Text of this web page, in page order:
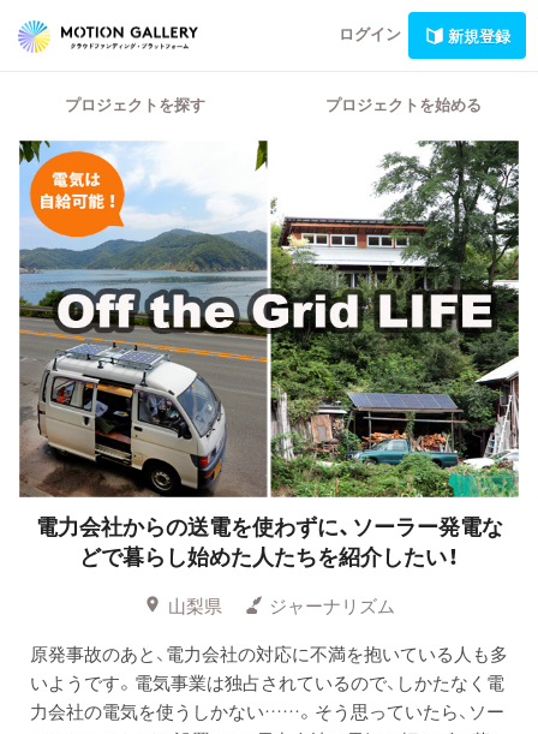
ログイン 新規登録
プロジェクトを探す プロジェクトを始める
電力会社からの送電を使わずに、ソーラー発電な
どで暮らし始めた人たちを紹介したい！
山梨県
ジャーナリズム
原発事故のあと、電力会社の対応に不満を抱いている人も多
いようです。電気事業は独占されているので、しかたなく電
力会社の電気を使うしかない……。そう思っていたら、ソー